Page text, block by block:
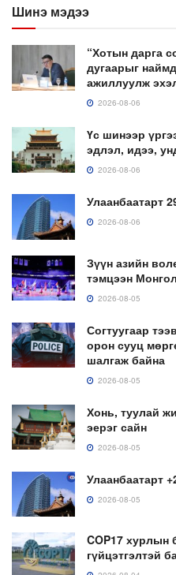
Шинэ мэдээ
“Хотын дарга
дугаарыг
ажиллуулж
2026-08-06
Үс шинээр
эдлэл, идээ,
2026-08-06
Улаанбаатарт
2026-08-06
Зүүн азийн
тэмцээн
2026-08-05
Согтуугаар
орон сууц
шалгаж байна
2026-08-05
Хонь, туулай
эерэг сайн
2026-08-05
Улаанбаатарт
2026-08-05
COP17 хурлын
гүйцэтгэлтэй